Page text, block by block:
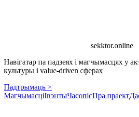
sekktor.online
Навігатар па падзеях і магчымасцях у
культуры і value-driven сферах
Падтрымаць >
МагчымасціІвэнтыЧасопісПра праект